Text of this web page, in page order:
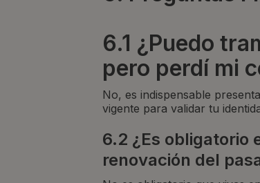
6.1 ¿Puedo
pero perdí mi
No, es indispensable
vigente para validar tu
6.2 ¿Es obligatorio
renovación del